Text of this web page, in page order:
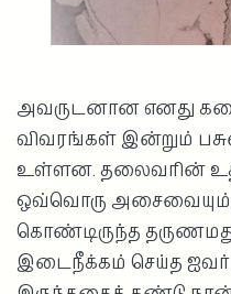
அவருடனான எனது
விவரங்கள் இன்றும்
உள்ளன. தலைவரின்
ஒவ்வொரு அசைவையும்
கொண்டிருந்த
இடைநீக்கம் செய்த ஐவர்